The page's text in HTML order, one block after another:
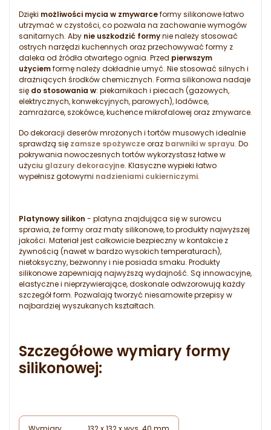
Dzięki możliwości mycia w zmywarceformy silikonowe łatwo
utrzymać w czystości, co pozwala na zachowanie wymogów
sanitarnych. Aby nie uszkodzić formynie należy stosować
ostrych narzędzi kuchennych oraz przechowywać formy z
daleka od źródła otwartego ognia. Przed pierwszym
użyciemformę należy dokładnie umyć. Nie stosować silnych i
drażniących środków chemicznych. Forma silikonowa nadaje
się do stosowania w: piekarnikach i piecach (gazowych,
elektrycznych, konwekcyjnych, parowych), lodówce,
zamrażarce, szokówce, kuchence mikrofalowej oraz zmywarce.
Do dekoracji deserów mrożonych i tortów musowych idealnie
sprawdzą się zamsze spożywczeoraz barwniki w sprayu. Do
pokrywania nowoczesnych tortów wykorzystasz łatwe w
użyciu glazury dekoracyjne. Klasyczne wypieki łatwo
wypełnisz gotowymi nadzieniami cukierniczymi.
Platynowy silikon - platyna znajdująca się w surowcu
sprawia, że formy oraz maty silikonowe, to produkty najwyższej
jakości. Materiał jest całkowicie bezpieczny w kontakcie z
żywnością (nawet w bardzo wysokich temperaturach),
nietoksyczny, bezwonny i nie posiada smaku. Produkty
silikonowe zapewniają najwyższą wydajność. Są innowacyjne,
elastyczne i nieprzywierające, doskonale odwzorowują każdy
szczegół form. Pozwalają tworzyć niesamowite przepisy w
najbardziej wyszukanych kształtach.
Szczegółowe wymiary formy
silikonowej: